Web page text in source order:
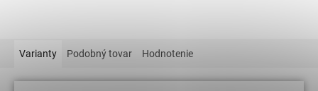
Varianty Podobný tovar Hodnotenie